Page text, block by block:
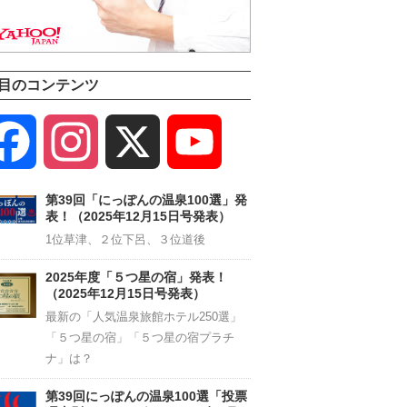
のコンテンツ
Facebook Instagram
Channel
第39回「にっぽんの温泉100選」発
表！（2025年12月15日号発表）
1位草津、２位下呂、３位道後
2025年度「５つ星の宿」発表！
（2025年12月15日号発表）
最新の「人気温泉旅館ホテル250選」
「５つ星の宿」「５つ星の宿プラチ
ナ」は？
第39回にっぽんの温泉100選「投票